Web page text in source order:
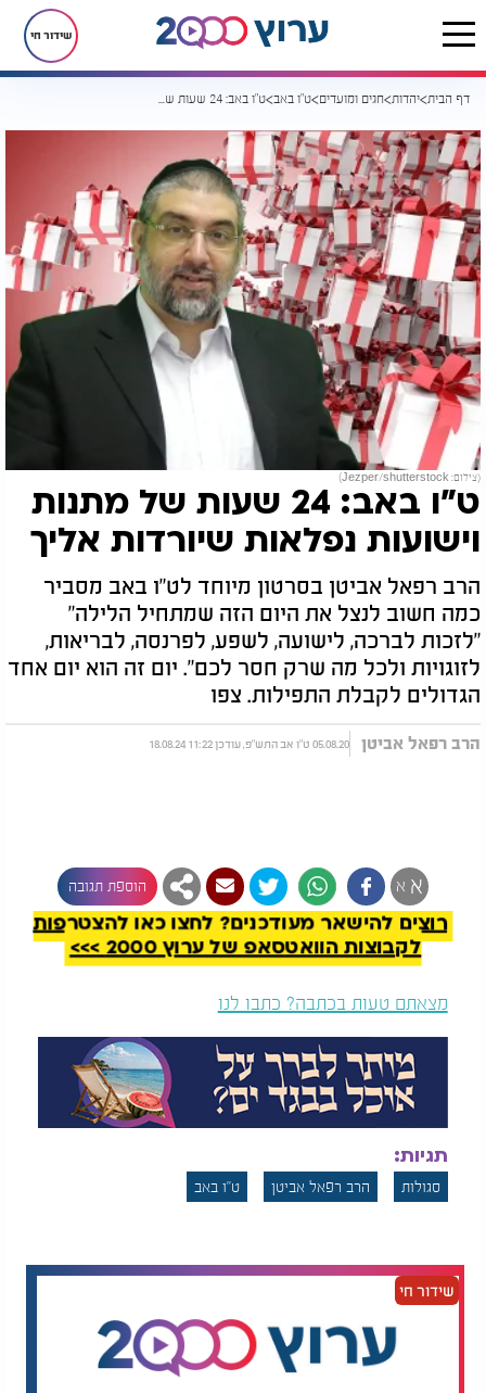
שידור חי
דף הבית יהדות חגים ומועדים ט"ו באב ט"ו באב: 24 שעות של מתנות וישועות נפלאות שיורדות אליך
(צילום: Jezper/shutterstock)
ט"ו באב: 24 שעות של מתנות
וישועות נפלאות שיורדות אליך
הרב רפאל אביטן בסרטון מיוחד לט"ו באב מסביר
כמה חשוב לנצל את היום הזה שמתחיל הלילה"
"לזכות לברכה, לישועה, לשפע, לפרנסה, לבריאות,
לזוגויות ולכל מה שרק חסר לכם". יום זה הוא יום אחד
הגדולים לקבלת התפילות. צפו
הרב רפאל אביטן 05.08.20 ט"ו אב התש"פ, עודכן 11:22 18.08.24
א א הוספת תגובה
רוצים להישאר מעודכנים? לחצו כאן להצטרפות
לקבוצות הוואטסאפ של ערוץ 2000 >>>
מצאתם טעות בכתבה? כתבו לנו
תגיות:
סגולות הרב רפאל אביטן ט"ו באב
שידור חי